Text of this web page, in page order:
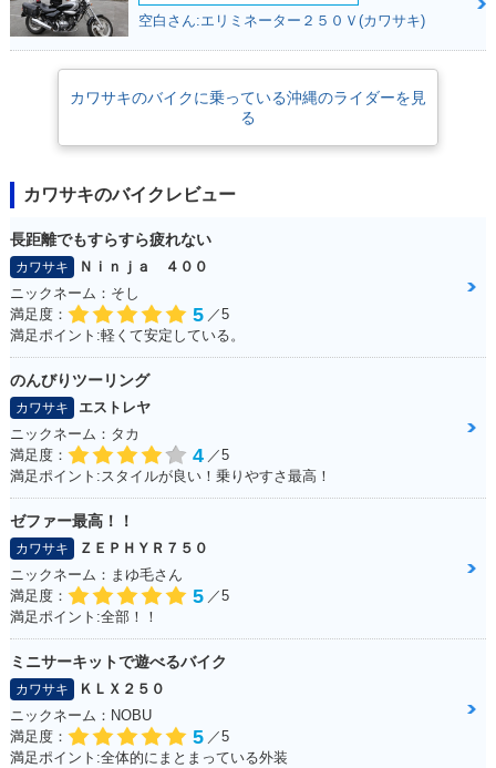
空白さん:エリミネーター２５０Ｖ(カワサキ)
カワサキのバイクに乗っている沖縄のライダーを見
る
カワサキのバイクレビュー
長距離でもすらすら疲れない
カワサキ
Ｎｉｎｊａ ４００
ニックネーム：そし
満足度：
5 ／5
満足ポイント:軽くて安定している。
のんびりツーリング
カワサキ
エストレヤ
ニックネーム：タカ
満足度：
4 ／5
満足ポイント:スタイルが良い！乗りやすさ最高！
ゼファー最高！！
カワサキ
ＺＥＰＨＹＲ７５０
ニックネーム：まゆ毛さん
満足度：
5 ／5
満足ポイント:全部！！
ミニサーキットで遊べるバイク
カワサキ
ＫＬＸ２５０
ニックネーム：NOBU
満足度：
5 ／5
満足ポイント:全体的にまとまっている外装